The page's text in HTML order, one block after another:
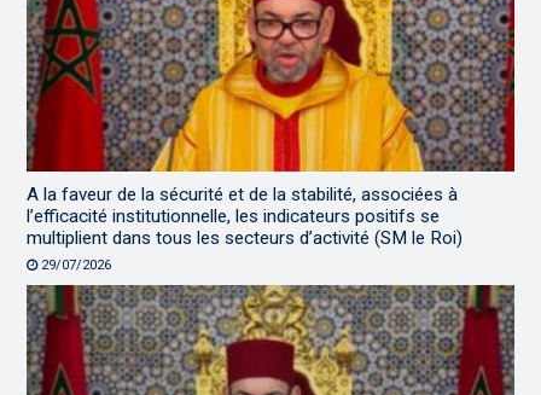
A la faveur de la sécurité et de la stabilité, associées à
l’efficacité institutionnelle, les indicateurs positifs se
multiplient dans tous les secteurs d’activité (SM le Roi)
29/07/2026